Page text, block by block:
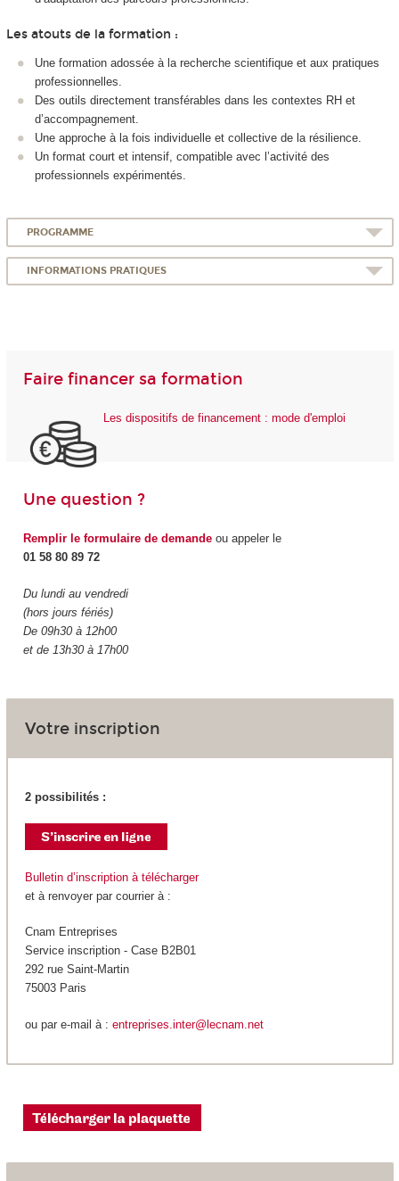
Les atouts de la formation :
Une formation adossée à la recherche scientifique et aux pratiques
professionnelles.
Des outils directement transférables dans les contextes RH et
d’accompagnement.
Une approche à la fois individuelle et collective de la résilience.
Un format court et intensif, compatible avec l’activité des
professionnels expérimentés.
PROGRAMME
INFORMATIONS PRATIQUES
Faire financer sa formation
Les dispositifs de financement : mode d'emploi
Une question ?
Remplir le formulaire de demandeou appeler le
01 58 80 89 72
Du lundi au vendredi
(hors jours fériés)
De 09h30 à 12h00
et de 13h30 à 17h00
Votre inscription
2 possibilités :
Bulletin d’inscription à télécharger
et à renvoyer par courrier à :
Cnam Entreprises
Service inscription - Case B2B01
292 rue Saint-Martin
75003 Paris
ou par e-mail à : entreprises.inter@lecnam.net